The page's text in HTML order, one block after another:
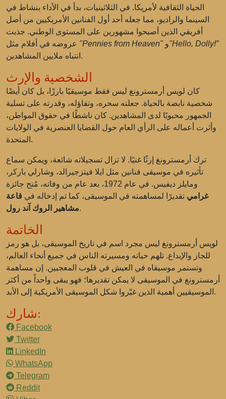
الحياة الثقافية لأمريكا. في الثلاثينيات، بدأ في الأداء بنشاط في
السينما والراديو، مما جعله أحد أول الفنانين الأمريكيين من أصل
أفريقي الذين أصبحوا مشهورين على المستوى الوطني. جذبت
"Pennies from Heaven" و"Hello, Dolly!”
انتباه ملايين المشاهدين.
الشخصية والإرث
كان لويس أرمسترونغ ليس فقط موسيقيًا بارزًا، بل كان أيضًا
شخصية نابضة بالحياة. جعلته سحره، وتفاؤله، وقدرته على تسلية
الجمهور محبوبًا لدى المشاهدين. كان ناشطًا في حقوق المواطن،
وأثرت أعماله على الرأي العام حول القضايا العنصرية في الولايات
المتحدة.
ترك أرمسترونغ إرثًا غنيًا. لا تزال تسجيلاته شائعة، ويمكن سماع
تأثيره في موسيقى فنانين مثل ايلا فيتزجيرالد، وشارلي باركر،
ومايلز ديفيس. في عام 1972، بعد عام من وفاته، مُنح جائزة
غرامي تقديرًا لمساهمته في الموسيقى، كما تم إدخاله في قاعة
مشاهير الروك آند رول.
الخاتمة
لويس أرمسترونغ ليس مجرد اسم في تاريخ الموسيقى، بل هو رمز
للجاز والإبداع. تلهم حياته ومسيرته الناس في جميع أنحاء العالم،
وتستمر موسيقاه في العيش في قلوب المعجبين. إن مساهمة
أرمسترونغ في الموسيقى لا يمكن تقديرها؛ فهو يبقى واحداً من أكثر
الموسيقيين أهمية الذين غيّروا شكل الموسيقى الأمريكية إلى الأبد.
شارك:
Facebook
Twitter
LinkedIn
WhatsApp
Telegram
Reddit